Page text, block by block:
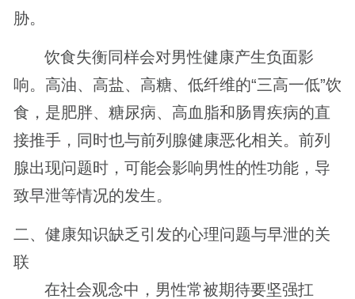
胁。
饮食失衡同样会对男性健康产生负面影
响。高油、高盐、高糖、低纤维的“三高一低”饮
食，是肥胖、糖尿病、高血脂和肠胃疾病的直
接推手，同时也与前列腺健康恶化相关。前列
腺出现问题时，可能会影响男性的性功能，导
致早泄等情况的发生。
二、健康知识缺乏引发的心理问题与早泄的关
联
在社会观念中，男性常被期待要坚强扛